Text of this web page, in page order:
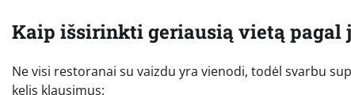
Kaip išsirinkti geriausią vietą pagal
Ne visi restoranai su vaizdu yra vienodi, todėl svarbu
kelis klausimus: